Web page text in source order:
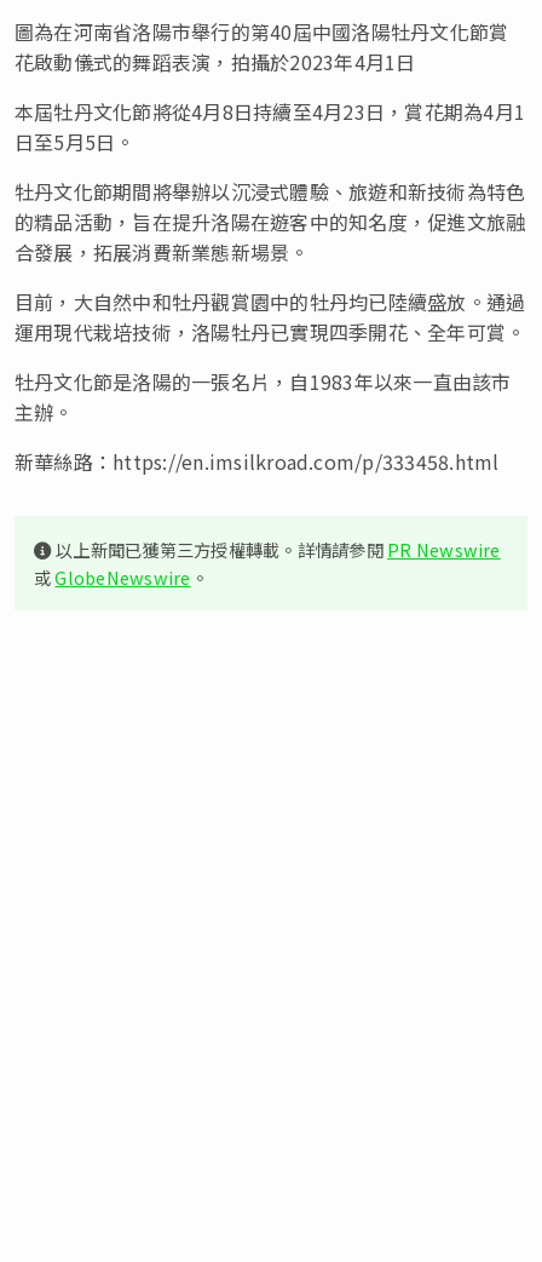
圖為在河南省洛陽市舉行的第40屆中國洛陽牡丹文化節賞
花啟動儀式的舞蹈表演，拍攝於2023年4月1日
本屆牡丹文化節將從4月8日持續至4月23日，賞花期為4月1
日至5月5日。
牡丹文化節期間將舉辦以沉浸式體驗、旅遊和新技術為特色
的精品活動，旨在提升洛陽在遊客中的知名度，促進文旅融
合發展，拓展消費新業態新場景。
目前，大自然中和牡丹觀賞園中的牡丹均已陸續盛放。通過
運用現代栽培技術，洛陽牡丹已實現四季開花、全年可賞。
牡丹文化節是洛陽的一張名片，自1983年以來一直由該市
主辦。
新華絲路： https://en.imsilkroad.com/p/333458.html
以上新聞已獲第三方授權轉載。詳情請參閱PR Newswire
或GlobeNewswire 。